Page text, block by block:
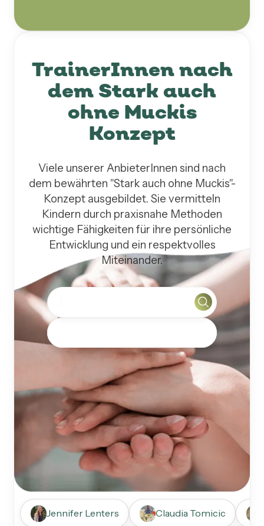
TrainerInnen nach
dem Stark auch
ohne Muckis
Konzept
Viele unserer AnbieterInnen sind nach
dem bewährten "Stark auch ohne Muckis"-
Konzept ausgebildet. Sie vermitteln
Kindern durch praxisnahe Methoden
wichtige Fähigkeiten für ihre persönliche
Entwicklung und ein respektvolles
Miteinander.
Jennifer Lenters Claudia Tomicic